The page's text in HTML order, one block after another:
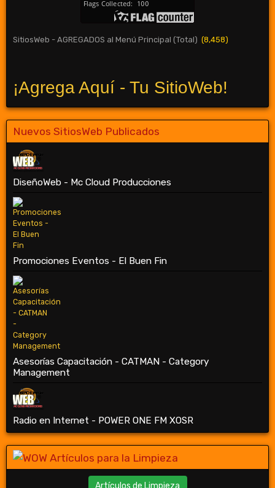
SitiosWeb - AGREGADOS al Menú Principal (Total) (8,458)
¡Agrega Aquí - Tu SitioWeb!
Nuevos SitiosWeb Publicados
DiseñoWeb - Mc Cloud Producciones
Promociones Eventos - El Buen Fin
Asesorías Capacitación - CATMAN - Category
Management
Radio en Internet - POWER ONE FM XOSR
Artículos de Limpieza